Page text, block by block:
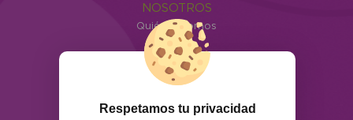
NOSOTROS
Quiénes somos
Info
ATENCIÓN AL CLIENTE
Formas de pago
Respetamos tu privacidad